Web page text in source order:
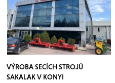
VÝROBA SECÍCH STROJŮ
SAKALAK V KONYI